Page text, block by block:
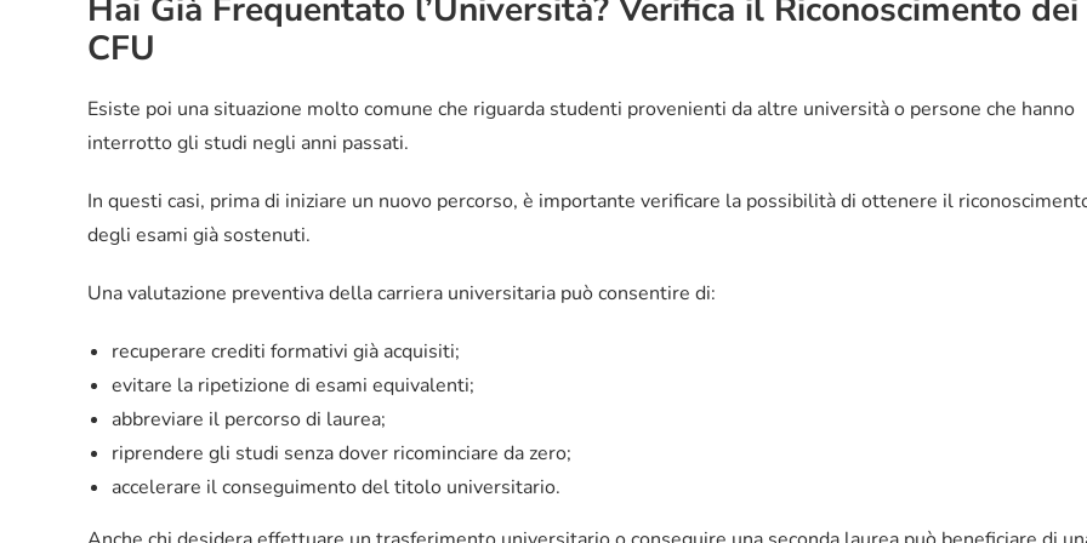
Hai Già Frequentato l’Università? Verifica il Riconoscimento dei
CFU
Esiste poi una situazione molto comune che riguarda studenti provenienti da altre università o persone che hanno
interrotto gli studi negli anni passati.
In questi casi, prima di iniziare un nuovo percorso, è importante verificare la possibilità di ottenere il
degli esami già sostenuti.
Una valutazione preventiva della carriera universitaria può consentire di:
recuperare crediti formativi già acquisiti;
evitare la ripetizione di esami equivalenti;
abbreviare il percorso di laurea;
riprendere gli studi senza dover ricominciare da zero;
accelerare il conseguimento del titolo universitario.